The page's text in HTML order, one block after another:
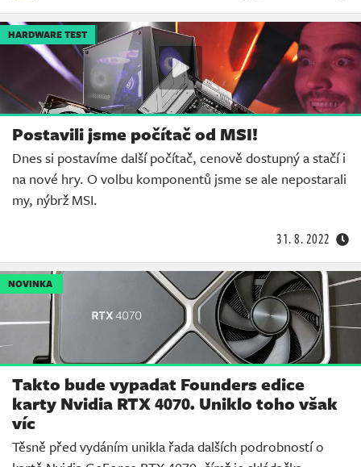
HARDWARE TEST
Postavili jsme počítač od MSI!
Dnes si postavíme další počítač, cenově dostupný a stačí i
na nové hry. O volbu komponentů jsme se ale nepostarali
my, nýbrž MSI.
31. 8. 2022
NOVINKA
Takto bude vypadat Founders edice
karty Nvidia RTX 4070. Uniklo toho však
víc
Těsně před vydáním unikla řada dalších podrobností o